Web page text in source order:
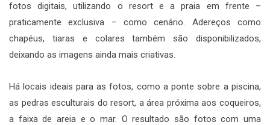
fotos digitais, utilizando o resort e a praia em frente –
praticamente exclusiva – como cenário. Adereços como
chapéus, tiaras e colares também são disponibilizados,
deixando as imagens ainda mais criativas.
Há locais ideais para as fotos, como a ponte sobre a piscina,
as pedras esculturais do resort, a área próxima aos coqueiros,
a faixa de areia e o mar. O resultado são fotos com uma